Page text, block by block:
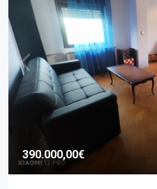
390.000,00€